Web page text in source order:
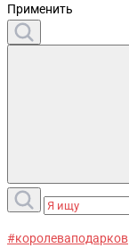
Применить
#королеваподарков